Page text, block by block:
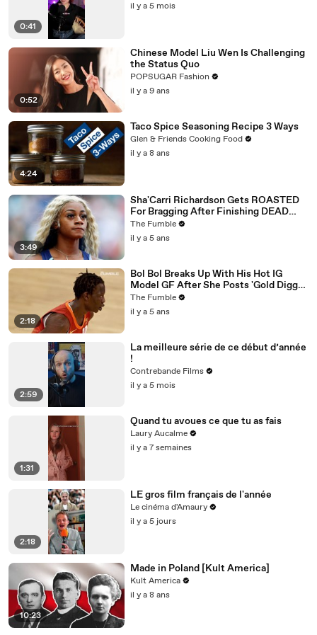
0:41
il y a 5 mois
0:52
Chinese Model Liu Wen Is Challenging
the Status Quo
POPSUGAR Fashion
il y a 9 ans
4:24
Taco Spice Seasoning Recipe 3 Ways
Glen & Friends Cooking Food
il y a 8 ans
3:49
Sha'Carri Richardson Gets ROASTED
For Bragging After Finishing DEAD
LAST At Prefontaine Race
The Fumble
il y a 5 ans
2:18
Bol Bol Breaks Up With His Hot IG
Model GF After She Posts 'Gold Digger
For Life' In TikTok Video
The Fumble
il y a 5 ans
2:59
La meilleure série de ce début d’année
!
Contrebande Films
il y a 5 mois
1:31
Quand tu avoues ce que tu as fais
Laury Aucalme
il y a 7 semaines
2:18
LE gros film français de l'année
Le cinéma d'Amaury
il y a 5 jours
10:23
Made in Poland [Kult America]
Kult America
il y a 8 ans